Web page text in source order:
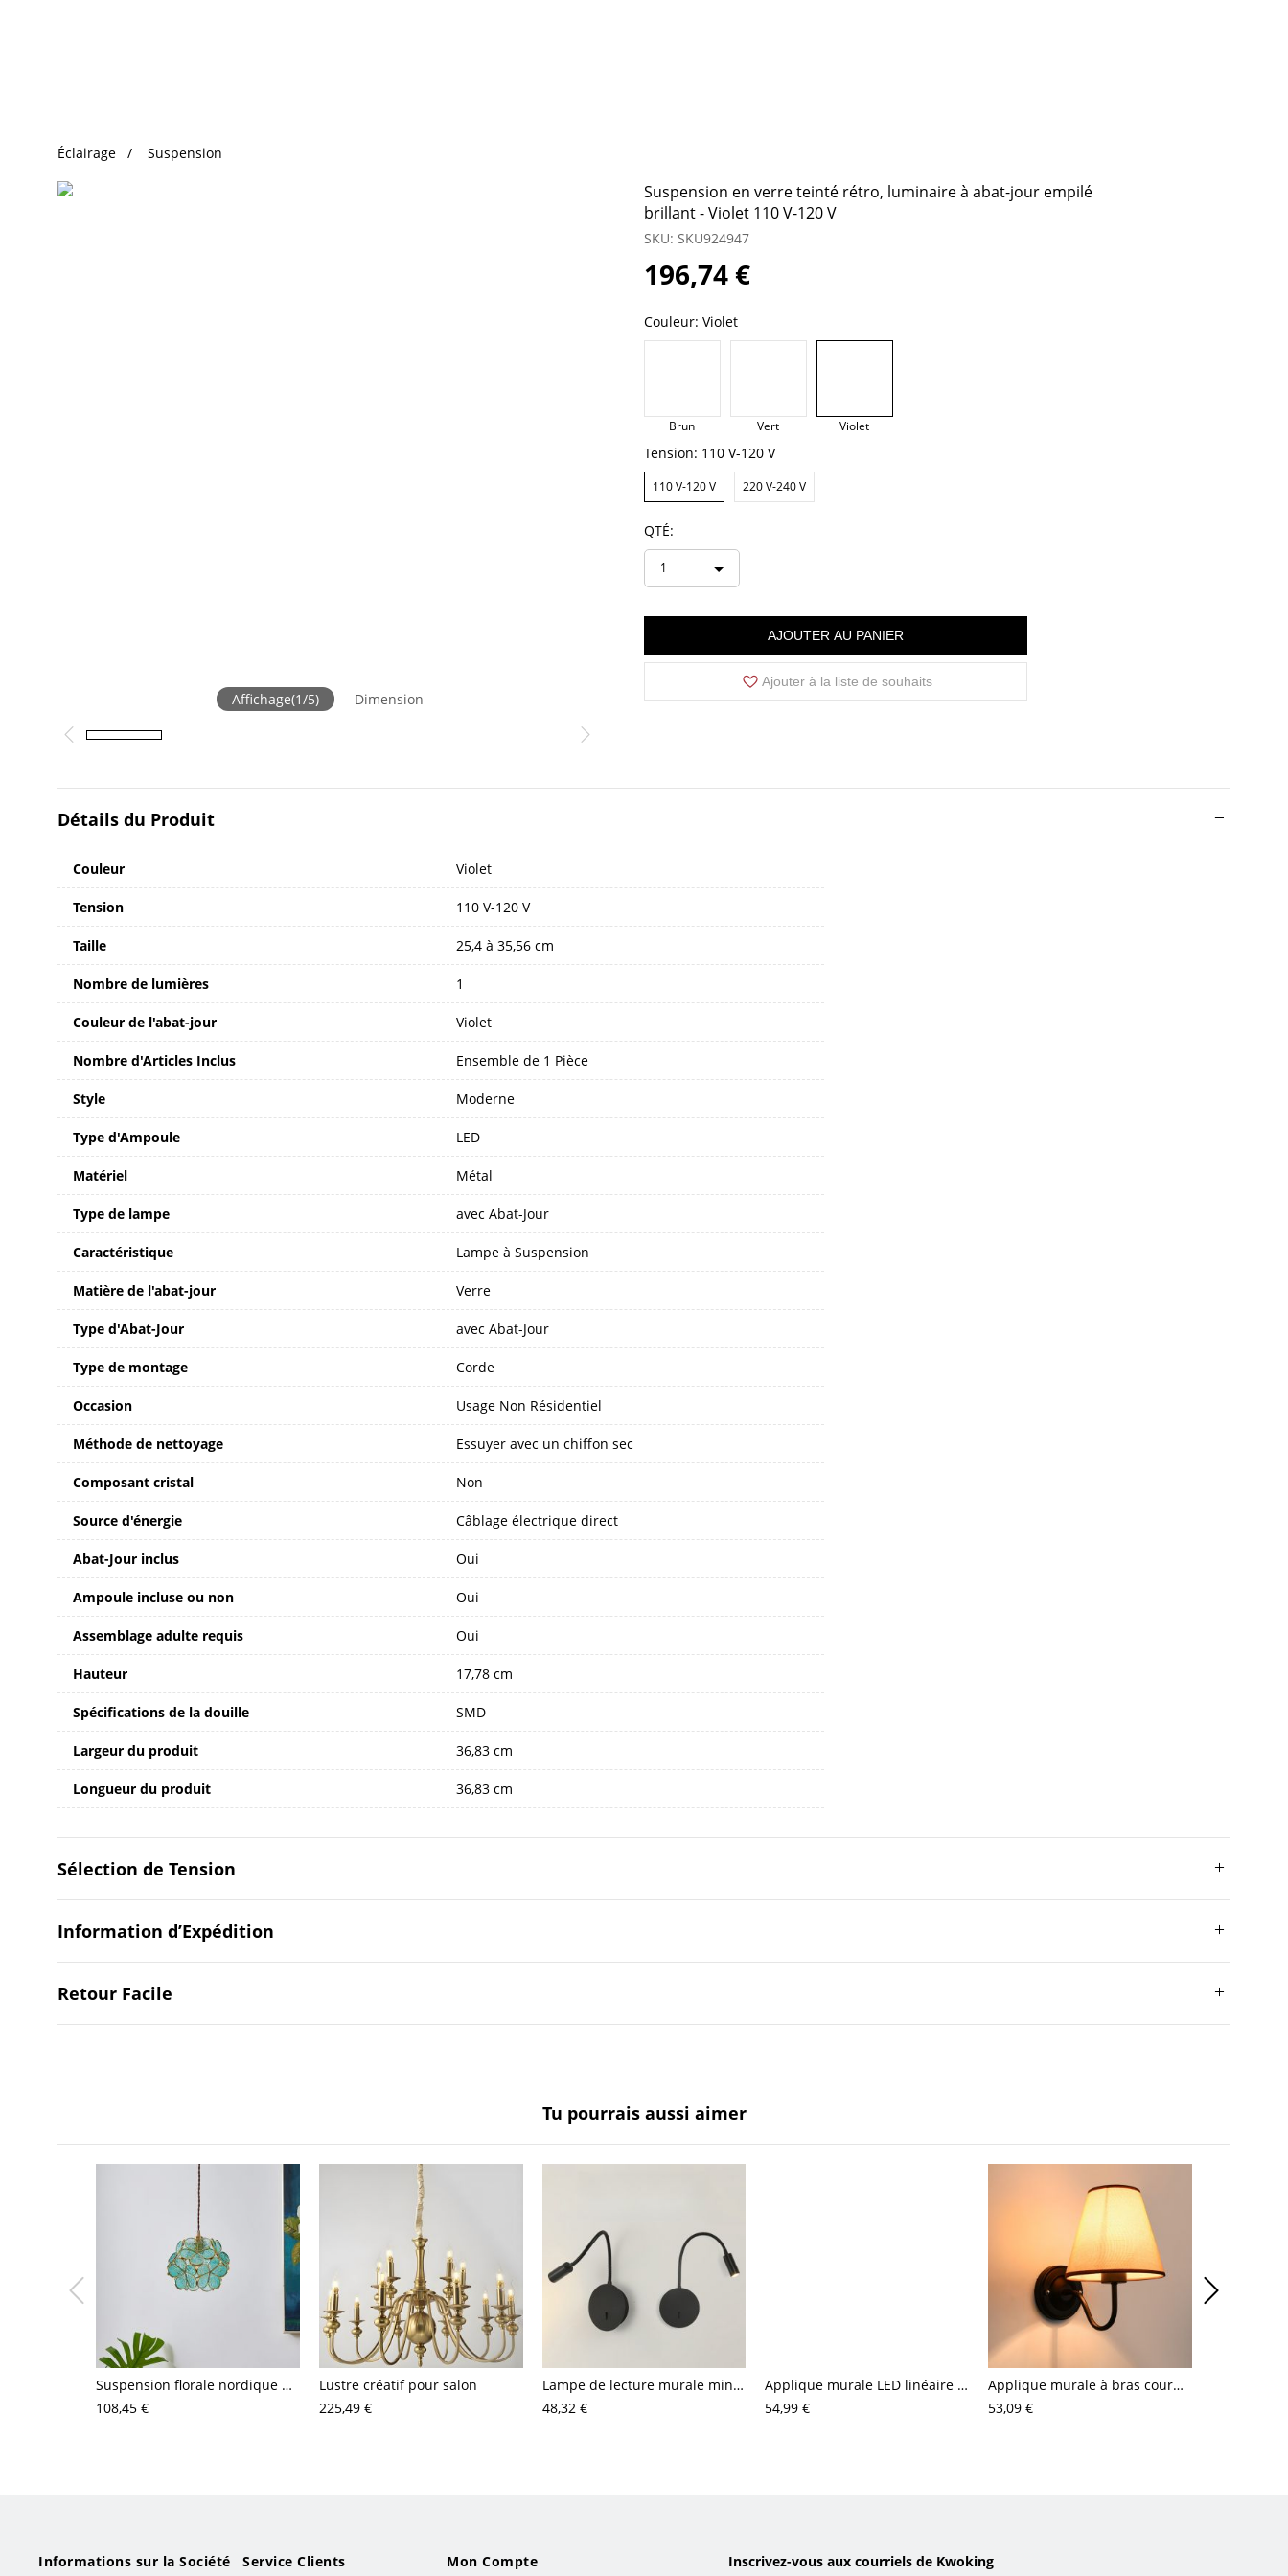
Éclairage Suspension
Affichage(1/5) Dimension
Suspension en verre teinté rétro, luminaire à abat-jour empilé
brillant - Violet 110 V-120 V
SKU: SKU924947
196,74 €
Couleur: Violet
Brun Vert Violet
Tension: 110 V-120 V
110 V-120 V 220 V-240 V
QTÉ:
1
AJOUTER AU PANIER
Ajouter à la liste de souhaits
Détails du Produit
Couleur Violet
Tension 110 V-120 V
Taille 25,4 à 35,56 cm
Nombre de lumières 1
Couleur de l'abat-jour Violet
Nombre d'Articles Inclus Ensemble de 1 Pièce
Style Moderne
Type d'Ampoule LED
Matériel Métal
Type de lampe avec Abat-Jour
Caractéristique Lampe à Suspension
Matière de l'abat-jour Verre
Type d'Abat-Jour avec Abat-Jour
Type de montage Corde
Occasion Usage Non Résidentiel
Méthode de nettoyage Essuyer avec un chiffon sec
Composant cristal Non
Source d'énergie Câblage électrique direct
Abat-Jour inclus Oui
Ampoule incluse ou non Oui
Assemblage adulte requis Oui
Hauteur 17,78 cm
Spécifications de la douille SMD
Largeur du produit 36,83 cm
Longueur du produit 36,83 cm
Sélection de Tension
Information d’Expédition
Retour Facile
Tu pourrais aussi aimer
Suspension florale nordique en laiton avec abat-jour en verre ondulé fait main
108,45 €
Lustre créatif pour salon
225,49 €
Lampe de lecture murale minimaliste à col de cygne flexible avec bras réglable à 360°
48,32 €
Applique murale LED linéaire minimaliste, barre métallique élégante pour couloir ou coiffeuse
54,99 €
Applique murale à bras courbé avec abat-jour en tissu effilé pour couloir ou chambre
53,09 €
Informations sur la Société Service Clients Mon Compte Inscrivez-vous aux courriels de Kwoking